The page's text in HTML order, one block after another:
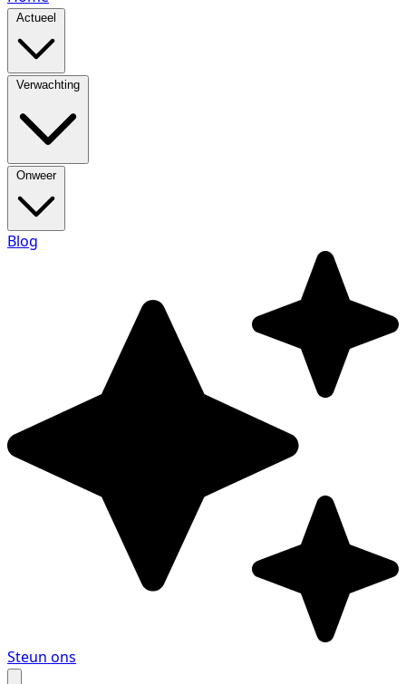
Actueel
Verwachting
Onweer
Blog
Steun ons